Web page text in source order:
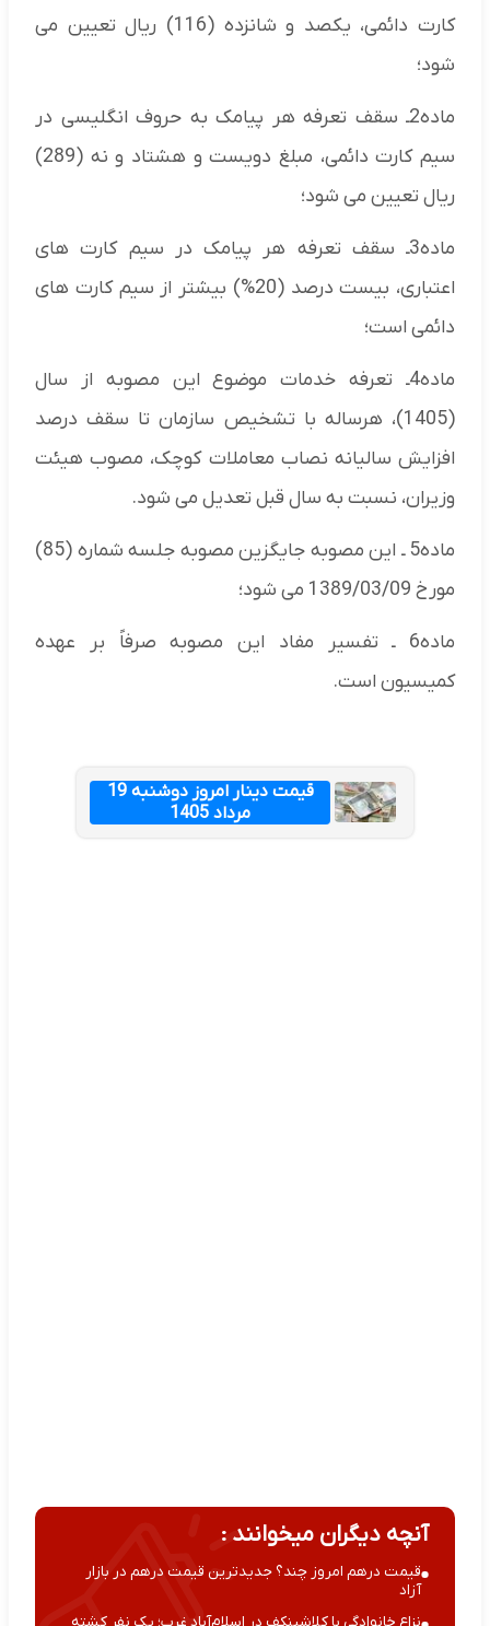
کارت دائمی، یکصد و شانزده (116) ریال تعیین می
شود؛
ماده2ـ سقف تعرفه هر پیامک به حروف انگلیسی در
سیم کارت دائمی، مبلغ دویست و هشتاد و نه (289)
ریال تعیین می شود؛
ماده3ـ سقف تعرفه هر پیامک در سیم کارت های
اعتباری، بیست درصد (20%) بیشتر از سیم کارت های
دائمی است؛
ماده4ـ تعرفه خدمات موضوع این مصوبه از سال
(1405)، هرساله با تشخیص سازمان تا سقف درصد
افزایش سالیانه نصاب معاملات کوچک، مصوب هیئت
وزیران، نسبت به سال قبل تعدیل می شود.
ماده5 ـ این مصوبه جایگزین مصوبه جلسه شماره (85)
مورخ 1389/03/09 می شود؛
ماده6 ـ تفسیر مفاد این مصوبه صرفاً بر عهده
کمیسیون است.
قیمت دینار امروز دوشنبه 19
مرداد 1405
آنچه دیگران میخوانند :
قیمت درهم امروز چند؟ جدیدترین قیمت درهم در بازار
آزاد
نزاع خانوادگی با کلاشینکف در اسلام‌آباد غرب؛ یک نفر کشته